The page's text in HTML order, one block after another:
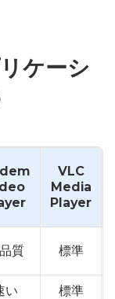
ケーシ
VLC
Media
Player
質 標準
い 標準